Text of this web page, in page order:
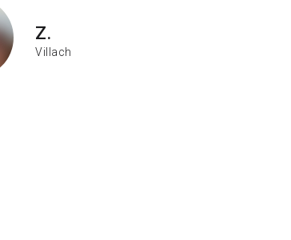
Z.
Villach